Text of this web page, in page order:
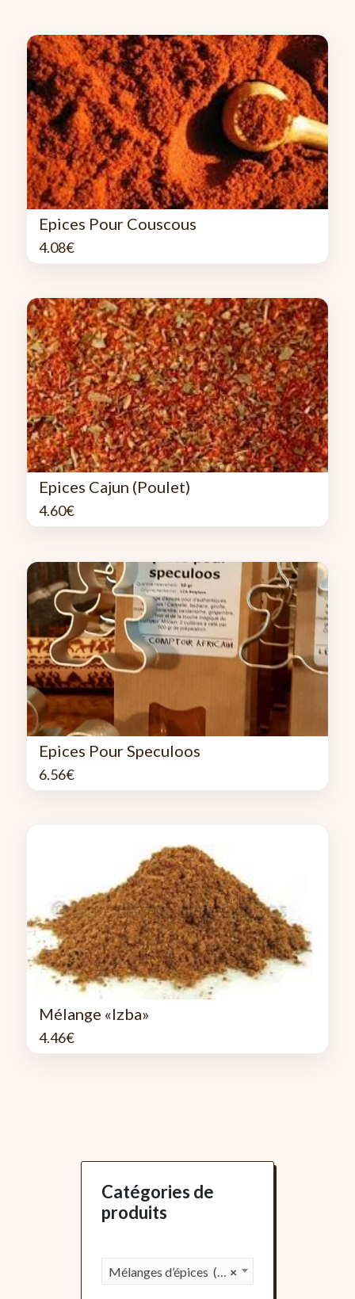
Epices Pour Couscous
4.08€
Epices Cajun (Poulet)
4.60€
Epices Pour Speculoos
6.56€
Mélange «Izba»
4.46€
Catégories de
produits
×
Mélanges d’épices (85)